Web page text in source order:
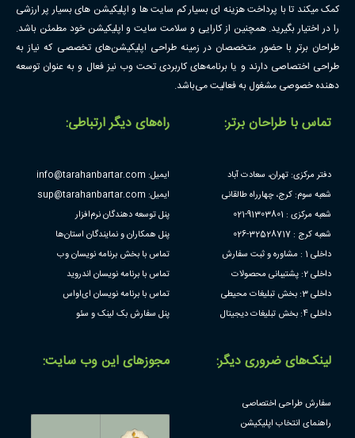
کمک میکند تا با پرداخت هزینه ای بسیار کم سایت ها و اپلیکیشن های بسیار پر ارزشی
را در اختیار بگیرید. همچنین از کارایی و سلامت سایت و اپلیکیشن خود مطمئن باشد.
طراحان برتر با حضور متخصصان در زمینه طراحی اپلیکیشن‌های تخصصی که نیاز به
طراحی اختصاصی دارند و یا برنامه‌های کاربردی تحت وب نیز فعال و به عنوان توسعه
دهنده خصوصی مشغول به فعالیت می‌باشد.
تماس با طراحان برتر:
دفتر مرکزی: تهران، سعادت آباد
شعبه سوم: کرج، چهارراه طالقانی
شعبه مرکزی : 91303801-021
شعبه کرج : 32528717-026
داخلی 1 : مشاوره و ثبت سفارش
داخلی 2: پشتیبانی محصولات
داخلی 3: بخش تبلیغات محیطی
داخلی 4: بخش تبلیغات دیجیتال
راه‌های دیگر ارتباطی:
ایمیل: info@tarahanbartar.com
ایمیل: sup@tarahanbartar.com
پنل توسعه دهندگان نرم‌افزار
پنل همکاران و نمایندگان استان‌ها
تماس با بخش برنامه نویسان وب
تماس با برنامه نویسان اندروید
تماس با برنامه نویسان ای‌او‌اس
پنل سفارش بک لینک و سئو
لینک‌های ضروری دیگر:
سفارش طراحی اختصاصی
راهنمای انتخاب اپلیکیشن
مجوز‌های این وب سایت: